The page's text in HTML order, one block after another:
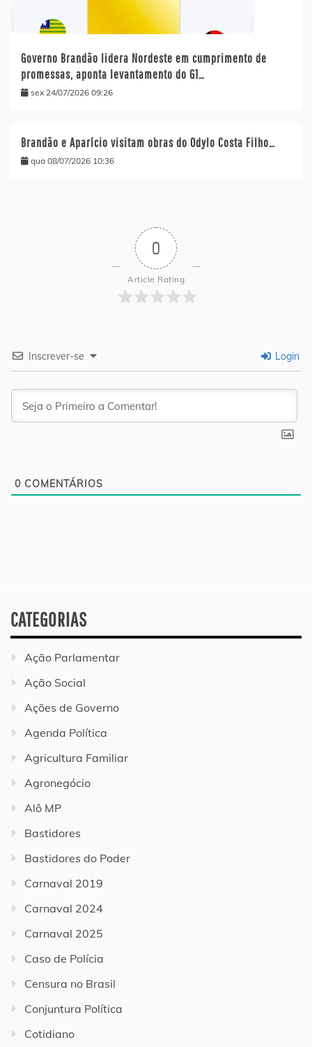
Governo Brandão lidera Nordeste em cumprimento de
promessas, aponta levantamento do G1…
sex 24/07/2026 09:26
Brandão e Aparício visitam obras do Odylo Costa Filho…
qua 08/07/2026 10:36
0
Article Rating
Inscrever-se Login
0 COMENTÁRIOS
CATEGORIAS
Ação Parlamentar
Ação Social
Ações de Governo
Agenda Política
Agricultura Familiar
Agronegócio
Alô MP
Bastidores
Bastidores do Poder
Carnaval 2019
Carnaval 2024
Carnaval 2025
Caso de Polícia
Censura no Brasil
Conjuntura Política
Cotidiano